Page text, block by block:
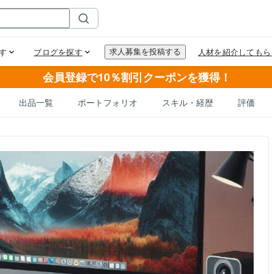
会員登録で10％割引クーポンを獲得！
出品一覧 ポートフォリオ スキル・経歴 評価